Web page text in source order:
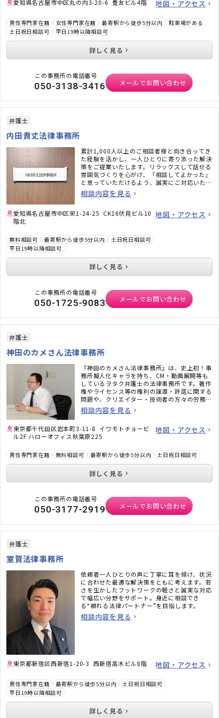
愛知県名古屋市中区丸の内3-20-6 豊友ビル4階 地図・アクセス
男性専門家在籍 女性専門家在籍 最寄駅から徒歩5分以内
駐車場がある
土日祝日相談可
平日19時以降相談可
詳しく見る
この事務所の電話番号
050-3138-3416 メールでお問い合わせ
弁護士
内田貴丈法律事務所
累計1,000人以上のご相談者様と向き合ってき
た経験を活かし、一人ひとりに寄り添った解決
策をご提案いたします。リラックスして話せる
雰囲気づくりを心がけ、「相談してよかった」
と思っていただけるよう、誠実にご対応いたし
ます。
相談内容を見る
愛知県名古屋市中区栄1-24-25 CK16伏見ビル10
階北
地図・アクセス
無料相談可 最寄駅から徒歩5分以内
土日祝日相談可
平日19時以降相談可
詳しく見る
この事務所の電話番号
050-1725-9083 メールでお問い合わせ
弁護士
神田のカメさん法律事務所
『神田のカメさん法律事務所』は、史上初！事
務所擬人化キャラを持ち、CM・動画展開等も
しているヲタク弁護士の法律事務所です。著作
権やライセンス等の権利の譲渡・許諾に関する
問題や、クリエイター・技術者の方々の労務問
題にも力を入れています。また、相続問題、遺
言書作成、戦略的離婚サービスなどもご好評い
相談内容を見る
東京都千代田区岩本町3-11-8 イワモトチョービ
ル2F ハローオフィス秋葉原225
地図・アクセス
男性専門家在籍 無料相談可 最寄駅から徒歩5分以内 土日祝日相談可
詳しく見る
この事務所の電話番号
050-3177-2919 メールでお問い合わせ
弁護士
室賀法律事務所
依頼者一人ひとりの声に丁寧に耳を傾け、状況
に合わせた最適な解決策をともに考えます。若
さを生かしたフットワークの軽さと誠実な対応
で幅広い分野をサポート。身近に相談でき
る“頼れる法律パートナー”を目指します。
相談内容を見る
東京都新宿区西新宿1-20-3 西新宿高木ビル8階 地図・アクセス
男性専門家在籍 最寄駅から徒歩5分以内
土日祝日相談可
平日19時以降相談可
詳しく見る